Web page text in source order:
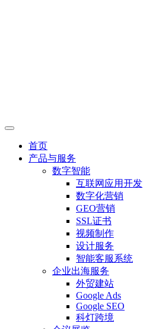
首页
产品与服务
数字智能
互联网应用开发
数字化营销
GEO营销
SSL证书
视频制作
设计服务
智能客服系统
企业出海服务
外贸建站
Google Ads
Google SEO
科灯跨境